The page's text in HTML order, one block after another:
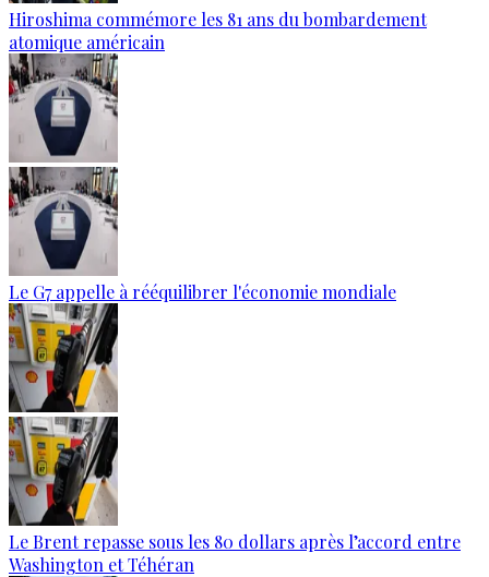
Hiroshima commémore les 81 ans du bombardement
atomique américain
Le G7 appelle à rééquilibrer l'économie mondiale
Le Brent repasse sous les 80 dollars après l’accord entre
Washington et Téhéran